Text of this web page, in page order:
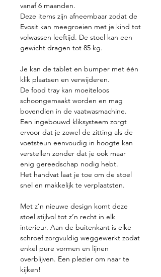
vanaf 6 maanden.
Deze items zijn afneembaar zodat de
Evosit kan meegroeien met je kind tot
volwassen leeftijd. De stoel kan een
gewicht dragen tot 85 kg.
Je kan de tablet en bumper met één
klik plaatsen en verwijderen.
De food tray kan moeiteloos
schoongemaakt worden en mag
bovendien in de vaatwasmachine.
Een ingebouwd kliksysteem zorgt
ervoor dat je zowel de zitting als de
voetsteun eenvoudig in hoogte kan
verstellen zonder dat je ook maar
enig gereedschap nodig hebt.
Het handvat laat je toe om de stoel
snel en makkelijk te verplaatsten.
Met z’n nieuwe design komt deze
stoel stijlvol tot z’n recht in elk
interieur. Aan de buitenkant is elke
schroef zorgvuldig weggewerkt zodat
enkel pure vormen en lijnen
overblijven. Een plezier om naar te
kijken!